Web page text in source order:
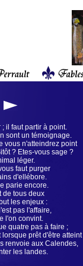
il faut partir à point.
sont un témoignage.
vous n'atteindrez point
? Etes-vous sage ?
léger.
faut purger
d'ellébore.
parie encore.
de tous deux
les enjeux :
pas l'affaire,
l'on convint.
quatre pas à faire ;
prêt d'être atteint
renvoie aux Calendes,
les landes.